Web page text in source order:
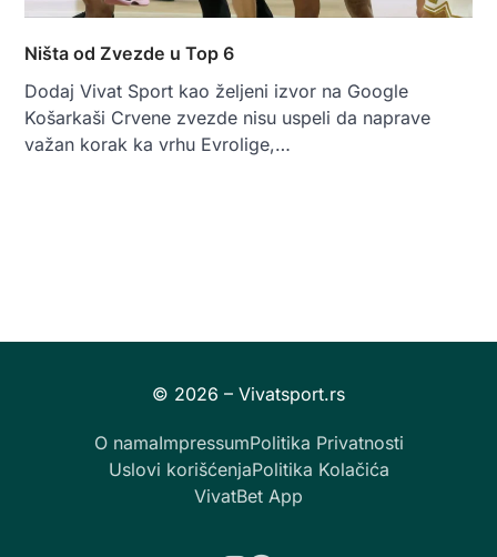
Ništa od Zvezde u Top 6
Dodaj Vivat Sport kao željeni izvor na Google
Košarkaši Crvene zvezde nisu uspeli da naprave
važan korak ka vrhu Evrolige,…
O namaImpressumPolitika Privatnosti
Uslovi korišćenjaPolitika Kolačića
VivatBet App